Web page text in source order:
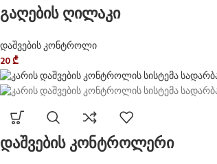
გაღების ღილაკი
დაშვების კონტროლი
20₾
დაშვების კონტროლერი